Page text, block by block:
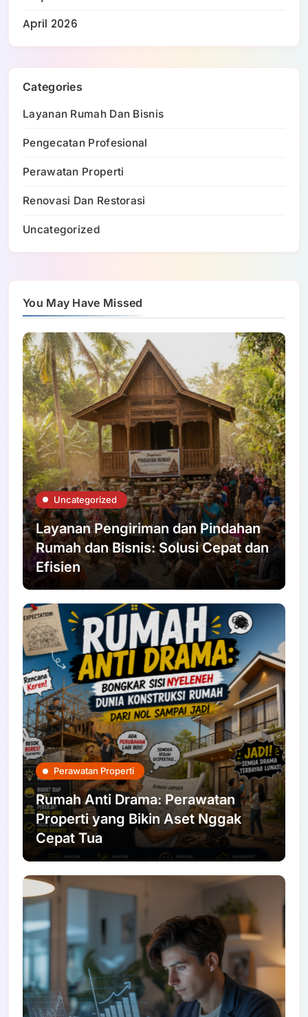
April 2026
Categories
Layanan Rumah Dan Bisnis
Pengecatan Profesional
Perawatan Properti
Renovasi Dan Restorasi
Uncategorized
You May Have Missed
Uncategorized
Layanan Pengiriman dan Pindahan
Rumah dan Bisnis: Solusi Cepat dan
Efisien
Perawatan Properti
Rumah Anti Drama: Perawatan
Properti yang Bikin Aset Nggak
Cepat Tua